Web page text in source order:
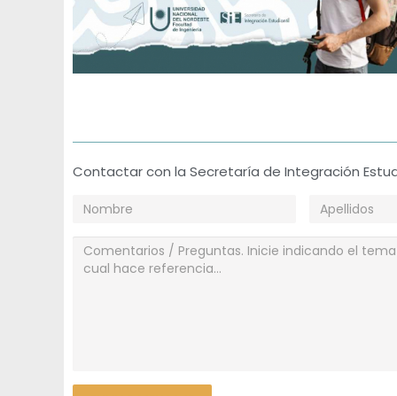
Contactar con la Secretaría de Integración